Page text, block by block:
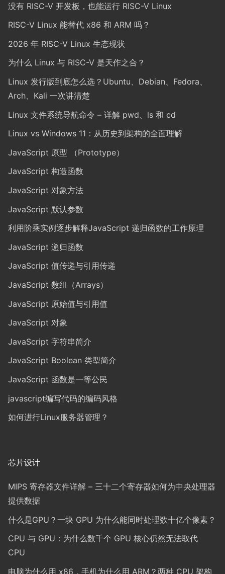
没有 RISC-V 开发板，也能运行 RISC-V Linux
RISC-V Linux 能替代 x86 和 ARM 吗？
2026 年 RISC-V Linux 生态现状
为什么 Linux 与 RISC-V 是天作之合？
Linux 发行版到底怎么选？Ubuntu、Debian、Fedora、
Arch、Kali 一次讲清楚
Linux 文件系统导航命令 – 详解 pwd、ls 和 cd
Linux vs Windows 11：从历史到架构的全面理解
JavaScript 原型 （Prototype）
JavaScript 构造函数
JavaScript 对象方法
JavaScript 默认参数
利用阶乘实例逐步解释JavaScript 递归函数的工作原理
JavaScript 递归函数
JavaScript 值传递与引用传递
JavaScript 数组（Arrays）
JavaScript 原始值与引用值
JavaScript 对象
JavaScript 字符串简介
JavaScript Boolean 类型简介
JavaScript 函数是一等公民
javascript编写代码的编码风格
如何进行Linux服务器管理？
芯片设计
MIPS 寄存器文件详解 – 三十二个寄存器如何为中央处理器
提供数据
什么是GPU？一块 GPU 为什么能同时处理数十亿个像素？
CPU 与 GPU：为什么数千个 GPU 核心仍然无法取代
CPU
电脑为什么用 x86，手机为什么用 ARM？两种 CPU 架构